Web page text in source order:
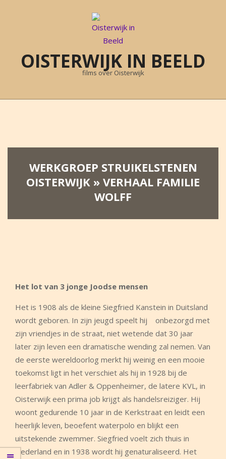
OISTERWIJK IN BEELD
films over Oisterwijk
Primary
WERKGROEP STRUIKELSTENEN
OISTERWIJK » VERHAAL FAMILIE
WOLFF
Het lot van 3 jonge Joodse mensen
Het is 1908 als de kleine Siegfried Kanstein in Duitsland
wordt geboren. In zijn jeugd speelt hij
onbezorgd met
zijn vriendjes in de straat, niet wetende dat 30 jaar
later zijn leven een dramatische wending zal nemen. Van
de eerste wereldoorlog merkt hij weinig en een mooie
toekomst ligt in het verschiet als hij in 1928 bij de
leerfabriek van Adler & Oppenheimer, de latere KVL, in
Oisterwijk een prima job krijgt als handelsreiziger. Hij
woont gedurende 10 jaar in de Kerkstraat en leidt een
heerlijk leven, beoefent waterpolo en blijkt een
uitstekende zwemmer. Siegfried voelt zich thuis in
Nederland en in 1938 wordt hij genaturaliseerd. Het